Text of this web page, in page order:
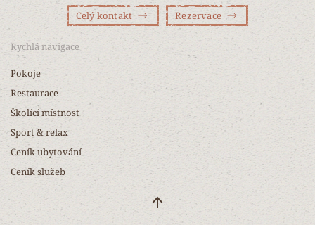
Celý kontakt Rezervace
Rychlá navigace
Pokoje
Restaurace
Školící místnost
Sport & relax
Ceník ubytování
Ceník služeb